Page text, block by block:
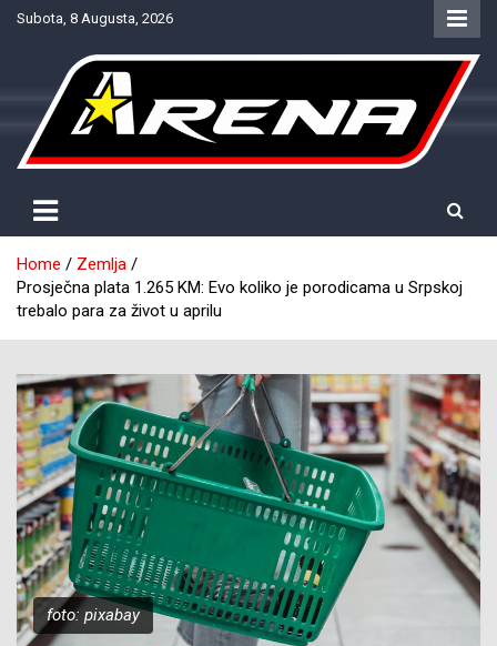
SkipSubota, 8 Augusta, 2026
NTV Arena
Home
Zemlja
Prosječna plata 1.265 KM: Evo koliko je porodicama u Srpskoj
trebalo para za život u aprilu
foto: pixabay